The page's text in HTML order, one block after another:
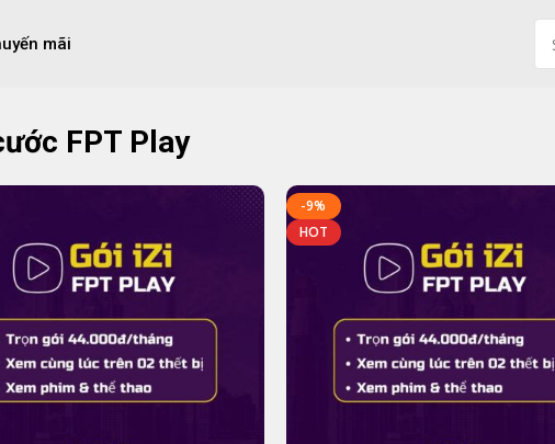
mãi
FPT Play
-9%
HOT